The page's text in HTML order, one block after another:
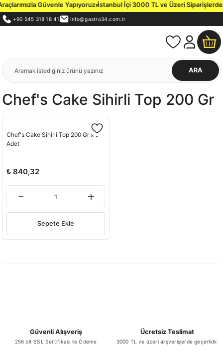
Güvenle Yapıyoruz.İstanbul İçi 3000 TL ve Üzeri Siparişlerde
+90 545 318 18 41 info@gastro34.com.tr
ARA
Chef's Cake Sihirli Top 200 Gr
Chef's Cake Sihirli Top 200 Gr x 6
Adet
₺ 840,32
Sepete Ekle
Güvenli Alışveriş
256 bit SSL Sertifikası ile Ödeme
Ücretsiz Teslimat
3000 TL ve üzeri alışverişlerde geçerlidir.